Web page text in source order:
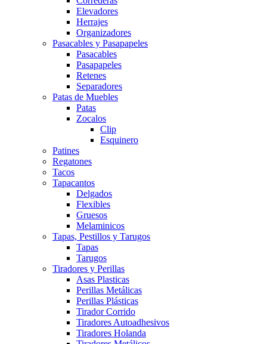
Elevadores
Herrajes
Organizadores
Pasacables y Pasapapeles
Pasacables
Pasapapeles
Retenes
Separadores
Patas de Muebles
Patas
Zocalos
Clip
Esquinero
Patines
Regatones
Tacos
Tapacantos
Delgados
Flexibles
Gruesos
Melaminicos
Tapas, Pestillos y Tarugos
Tapas
Tarugos
Tiradores y Perillas
Asas Plasticas
Perillas Metálicas
Perillas Plásticas
Tirador Corrido
Tiradores Autoadhesivos
Tiradores Holanda